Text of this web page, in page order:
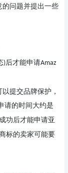
的问题并提出一些
)后才能申请Amaz
提交品牌保护，
请的时间大约是
功后才能申请亚
标的卖家可能要